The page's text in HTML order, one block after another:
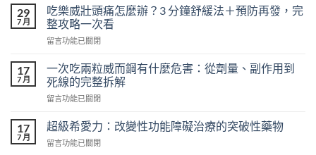
天
吃
樂
威
會
怎
樣？
從
實
案
例、
29
7 月
吃樂威壯頭痛怎麼辦？3 分鐘舒緩法＋預防再發，完
整攻略一次看
在
威
壯
頭
怎
辦？
留言功能已關閉
17
7 月
一次吃兩粒威而鋼有什麼危害：從劑量、副作用到
死線的完整拆解
在
次
吃
兩
留言功能已關閉
17
7 月
超級希愛力：改變性功能障礙治療的突破性藥物
在
留言功能已關閉